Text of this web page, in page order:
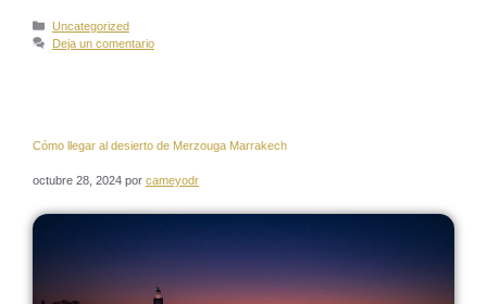
Uncategorized
Deja un comentario
Cómo llegar al desierto de Merzouga Marrakech
octubre 28, 2024 por cameyodr